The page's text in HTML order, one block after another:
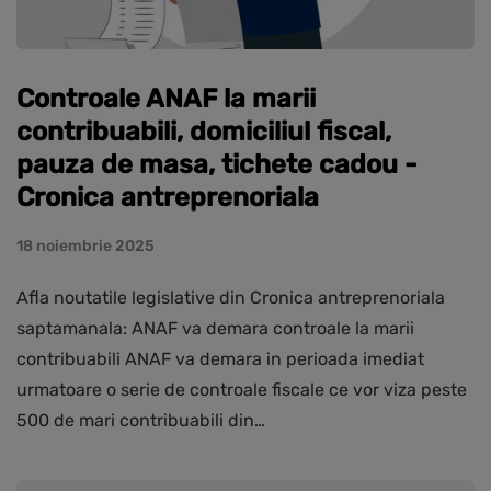
Controale ANAF la marii
contribuabili, domiciliul fiscal,
pauza de masa, tichete cadou -
Cronica antreprenoriala
18 noiembrie 2025
Afla noutatile legislative din Cronica antreprenoriala
saptamanala: ANAF va demara controale la marii
contribuabili ANAF va demara in perioada imediat
urmatoare o serie de controale fiscale ce vor viza peste
500 de mari contribuabili din…